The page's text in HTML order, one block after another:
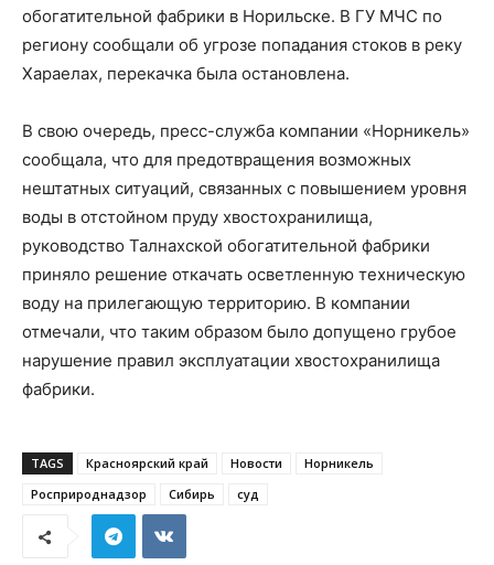
обогатительной фабрики в Норильске. В ГУ МЧС по
региону сообщали об угрозе попадания стоков в реку
Хараелах, перекачка была остановлена.
В свою очередь, пресс-служба компании «Норникель»
сообщала, что для предотвращения возможных
нештатных ситуаций, связанных с повышением уровня
воды в отстойном пруду хвостохранилища,
руководство Талнахской обогатительной фабрики
приняло решение откачать осветленную техническую
воду на прилегающую территорию. В компании
отмечали, что таким образом было допущено грубое
нарушение правил эксплуатации хвостохранилища
фабрики.
TAGS Красноярский край Новости
Норникель
Росприроднадзор
Сибирь суд